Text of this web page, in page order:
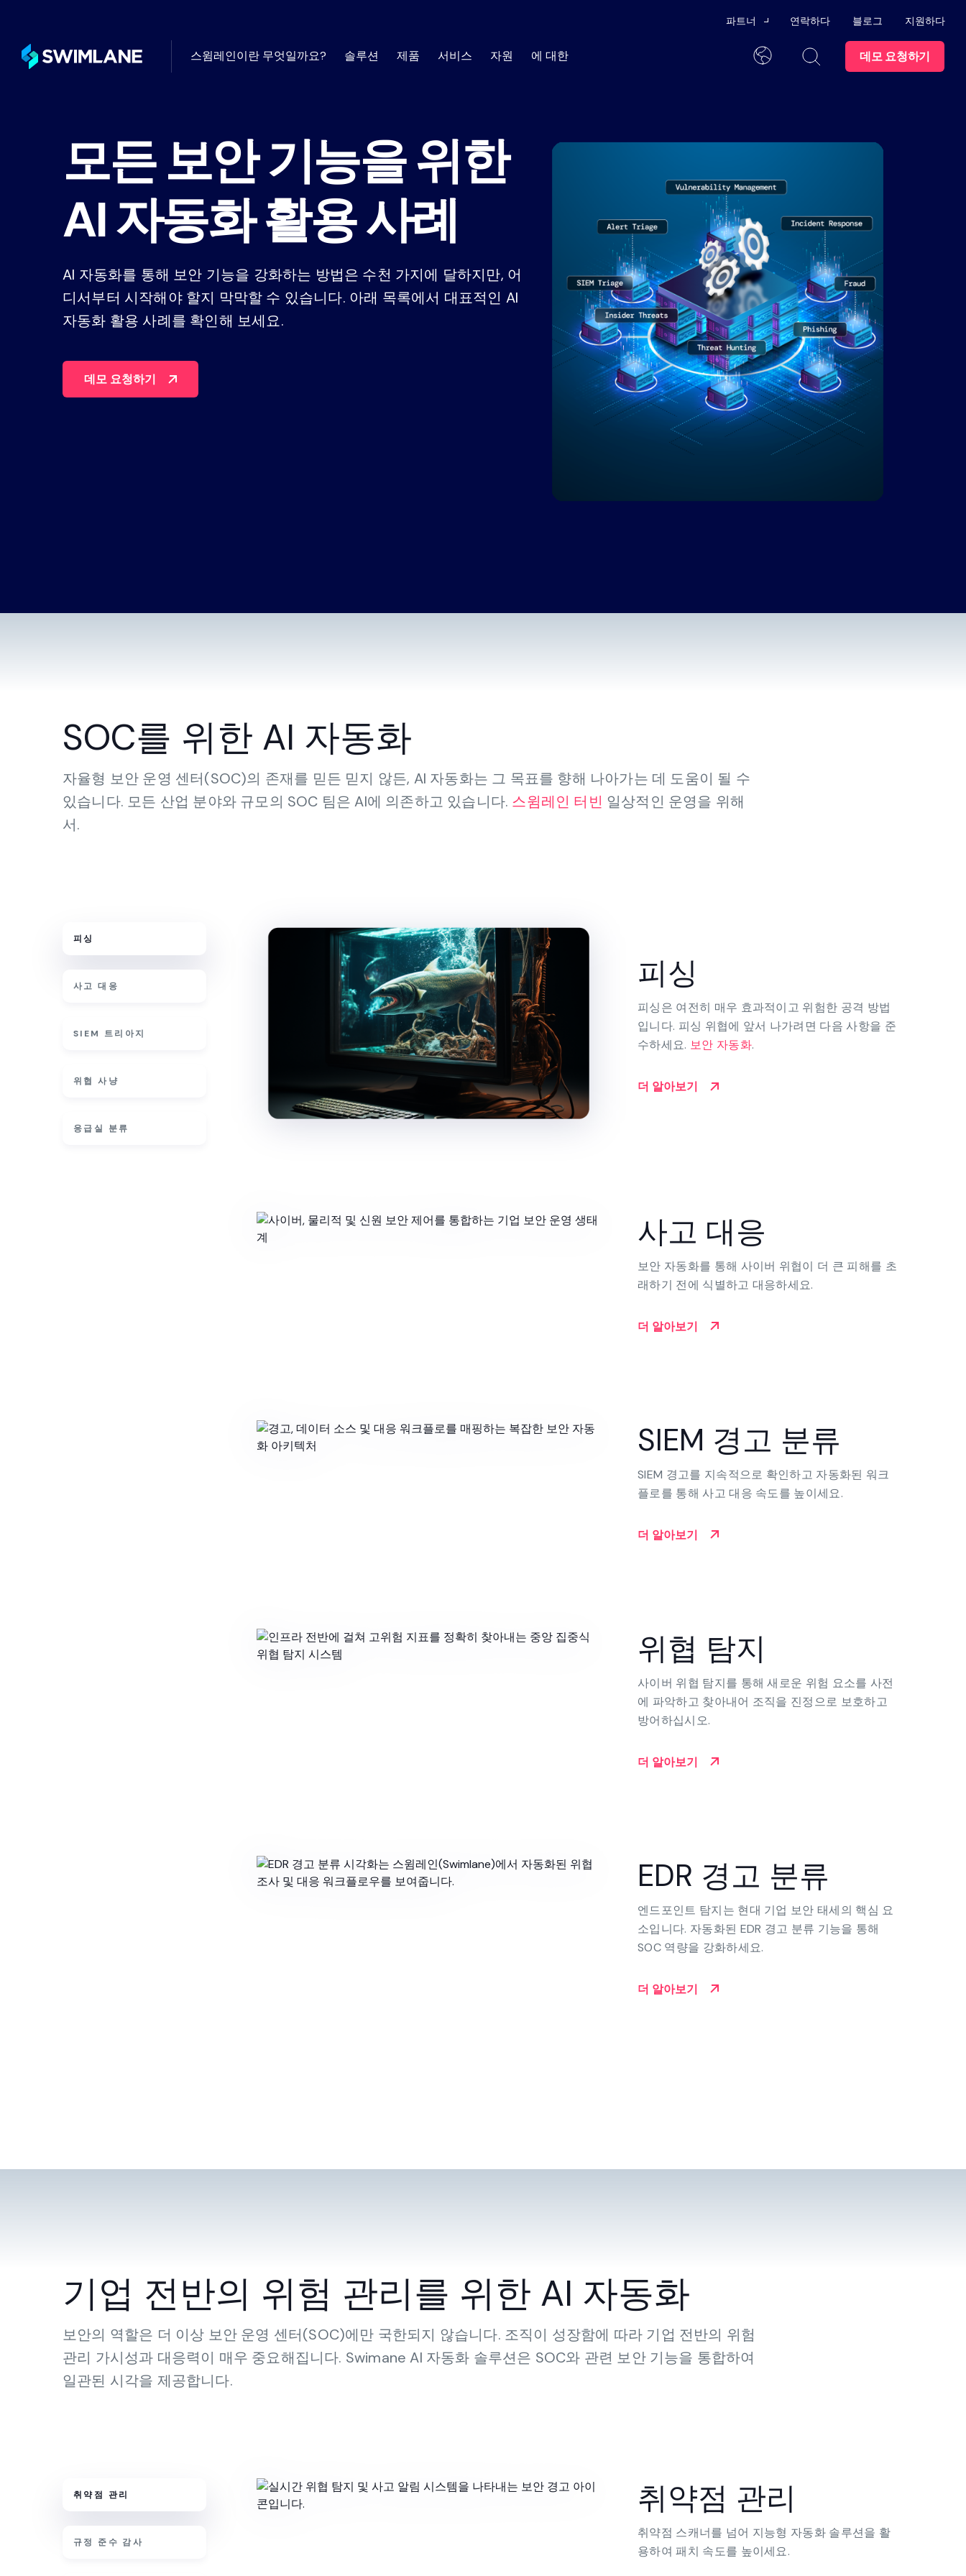
스윔레인이란 무엇일까요? 솔루션
로우코드 자동화의 일반적인 활용 사례 및 창
의적인 활용 사례
피싱
사고 대응
SIEM 분류
위협 탐지
EDR 경고 분류
규정 준수 감사
안전한 직원 퇴사 절차
사기 방지
필요에 따라
자동화가 해결하는 주요 보안 과제
산업별
Swimlane은 모든 산업 분야의 고객이 보안 운
영을 개선할 수 있도록 지원합니다.
제품
됨
무한한 통합 기능, AI, 로우코드 플레이북, 사
례 관리, 대시보드 및 보고 기능을 갖춘 강력
한 AI 자동화 플랫폼입니다.
모든 결정에 대한 설명이 가능하고 모든 활동에
대한 감사가 가능한 투명하고 신뢰할 수 있는 AI
SOC를 구축하세요.
취약점 스캐너가 넘어서는 부분을 더욱 스마트하
게 해결하여 위험 우선순위를 정하고 관리하세요.
규정 준수 감사 준비 상태
수동 스프레드시트로 관리하던 GRC(거버넌스, 리
스크 관리 및 컴플라이언스) 체계를 통합된 다중
프레임워크 컴플라이언스 관점으로 전환하세요.
가장 비용 효율적인 비즈니스 연속성 솔루션으로
서비스
글로벌 최고 수준의 고객 성공 관리자 팀이 그 과정을 도
와드립니다.
배포, 관리 및 최적화를 위한 기술 리소스
사용자 역량 및 통찰력 개발을 위한 교육 프로그램
도움이 필요할 때 이용할 수 있는 지원 프로그램과 사용
자원
자동화 커뮤니티를 형성하는 최신 트렌
드와 전망에 대한 정보를 얻으세요.
Swimlane 사용에 필요한 모든 정보를
찾아보세요.
스윔레인을 사용하여 절감액을
계산하세요
보안 자동화에 대해 더 자세히 알아보는 데 필요한 모든 콘텐츠를 한 곳에서
제공합니다.
백서
공동 솔루션 개요
웹 세미나
인포그래픽
사례 연구
데모 센터
에 대한
상표
파트너
채널 파트너
파트너 포털
연락하다 블로그 지원하다
데모 요청하기
모든 보안 기능을 위한
AI 자동화 활용 사례
AI 자동화를 통해 보안 기능을 강화하는 방법은 수천 가지에 달하지만, 어
디서부터 시작해야 할지 막막할 수 있습니다. 아래 목록에서 대표적인 AI
자동화 활용 사례를 확인해 보세요.
데모 요청하기
SOC를 위한 AI 자동화
자율형 보안 운영 센터(SOC)의 존재를 믿든 믿지 않든, AI 자동화는 그 목표를 향해 나아가는 데 도움이 될 수
있습니다. 모든 산업 분야와 규모의 SOC 팀은 AI에 의존하고 있습니다. 스윔레인 터빈 일상적인 운영을 위해
서.
피싱
피싱은 여전히 매우 효과적이고 위험한 공격 방법
입니다. 피싱 위협에 앞서 나가려면 다음 사항을 준
수하세요. 보안 자동화.
더 알아보기
사고 대응
보안 자동화를 통해 사이버 위협이 더 큰 피해를 초
래하기 전에 식별하고 대응하세요.
더 알아보기
SIEM 경고 분류
SIEM 경고를 지속적으로 확인하고 자동화된 워크
플로를 통해 사고 대응 속도를 높이세요.
더 알아보기
위협 탐지
사이버 위협 탐지를 통해 새로운 위험 요소를 사전
에 파악하고 찾아내어 조직을 진정으로 보호하고
방어하십시오.
더 알아보기
EDR 경고 분류
엔드포인트 탐지는 현대 기업 보안 태세의 핵심 요
소입니다. 자동화된 EDR 경고 분류 기능을 통해
SOC 역량을 강화하세요.
더 알아보기
피싱
사고 대응
SIEM 트리아지
위협 사냥
응급실 분류
기업 전반의 위험 관리를 위한 AI 자동화
보안의 역할은 더 이상 보안 운영 센터(SOC)에만 국한되지 않습니다. 조직이 성장함에 따라 기업 전반의 위험
관리 가시성과 대응력이 매우 중요해집니다. Swimane AI 자동화 솔루션은 SOC와 관련 보안 기능을 통합하여
일관된 시각을 제공합니다.
취약점 관리
취약점 스캐너를 넘어 지능형 자동화 솔루션을 활
용하여 패치 속도를 높이세요.
취약점 관리
규정 준수 감사